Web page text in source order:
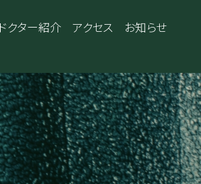
ドクター紹介 アクセス お知らせ